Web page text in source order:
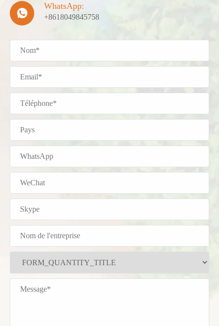

WhatsApp:
+8618049845758